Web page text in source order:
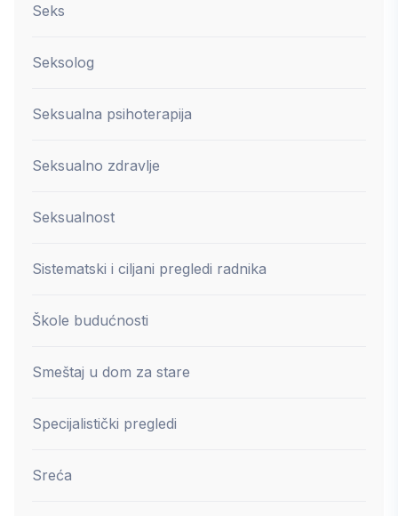
Seks
Seksolog
Seksualna psihoterapija
Seksualno zdravlje
Seksualnost
Sistematski i ciljani pregledi radnika
Škole budućnosti
Smeštaj u dom za stare
Specijalistički pregledi
Sreća